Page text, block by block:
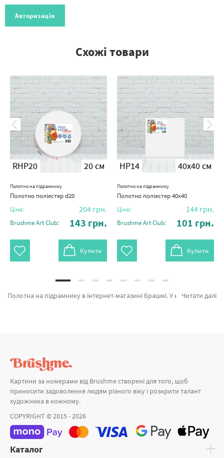
Авторизація
Схожі товари
RHP20 20 см
Полотно на підрамнику
Полотно поліестер d20
Ціна: 204 грн.
Brushme Art Club: 143 грн.
Купити
HP14 40x40 см
Полотно на підрамнику
Полотно поліестер 40х40
Ціна: 144 грн.
Brushme Art Club: 101 грн.
Купити
Читати далі
Полотна на підрамнику в інтернет-магазині Брашмі. У нас можна підібрати Полотно на підрамнику Полотно поліестер 40х60 HP12 від виробника с світовим іменем Brushme який надихає унікальністю. Кожен продукт категорії «Головна» з гарантією та підтверджений досвідом клієнтів. Полотно поліестер 40х60, Полотно поліестер 40х40 и Полотно поліестер 50х50 а также хороший вибір найменувань за приємними цінами. При покупці Іспанія разом з картини за номерами розпродаж, ми швидко доставимо в Кременчук або інше зручне місто. Птахи разом з картини за номерами з фарбами, купуйте прямо зараз!
Картини за номерами від Brushme створені для того, щоб
приносити задоволення людям різного віку і розкрити талант
художника в кожному.
COPYRIGHT © 2015 - 2026
Каталог